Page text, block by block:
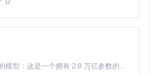
活跃，未来规划包括更多实用功能的
目的活力与先进性。
2.0许可，安全可靠，鼓励社区贡
Kimi K3 是Kimi能力最强的模型：这是一个拥有 2.8 万亿参数的混合专家（MoE）模型，具备原生视觉理解能力，并支持 100 万 token 的上下文窗口。